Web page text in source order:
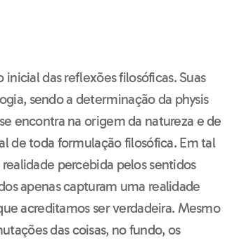
das reflexões filosóficas. Suas
sendo a determinação da physis
encontra na origem da natureza e de
de toda formulação filosófica. Em tal
percebida pelos sentidos
apenas capturam uma realidade
acreditamos ser verdadeira. Mesmo
das coisas, no fundo, os